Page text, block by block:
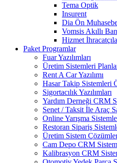
Tema Optik
Insurent
Dia Ön
Vomsis Akıllı
Hizmet
Paket Programlar
Fuar Yazılımları
Üretim Sistemleri
Rent A Car Yazılımı
Hasar Takip Sistemleri
Sigortacılık Yazılımları
Yardım Derneği CRM
Senet / Taksit İle Araç
Online Yarışma
Restoran Sipariş
Üretim Sistem
Cam Depo CRM
Kalibrasyon CRM